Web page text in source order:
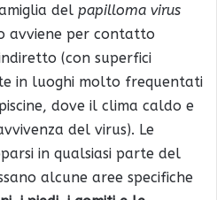
del papilloma virus
avviene per contatto
(con superfici
in luoghi molto frequentati
dove il clima caldo e
del virus). Le
in qualsiasi parte del
alcune aree specifiche